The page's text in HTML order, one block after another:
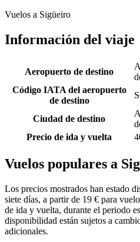
Vuelos a Sigüeiro
Información del viaje
Aeropuerto de destino
Código IATA del aeropuerto
de destino
Ciudad de destino
Precio de ida y vuelta
Vuelos populares a
Los precios mostrados han estado
siete días, a partir de 19 € para
de ida y vuelta, durante el periodo
disponibilidad están sujetos a
adicionales.